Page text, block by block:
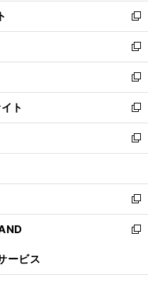
く
で
開
く
ド
ウ
で
開
く
ウ
ィ
ン
ド
ウ
で
開
く
新
し
い
ウ
ィ
ン
ド
ウ
で
開
新
し
い
ウ
ィ
ン
ド
ウ
開
く
新
し
い
ウ
ィ
ン
ウ
で
開
く
ト
新
し
い
ウ
ン
ド
ウ
で
新
し
ウ
ィ
ン
ド
開
新
し
い
ン
新
ウ
ービス